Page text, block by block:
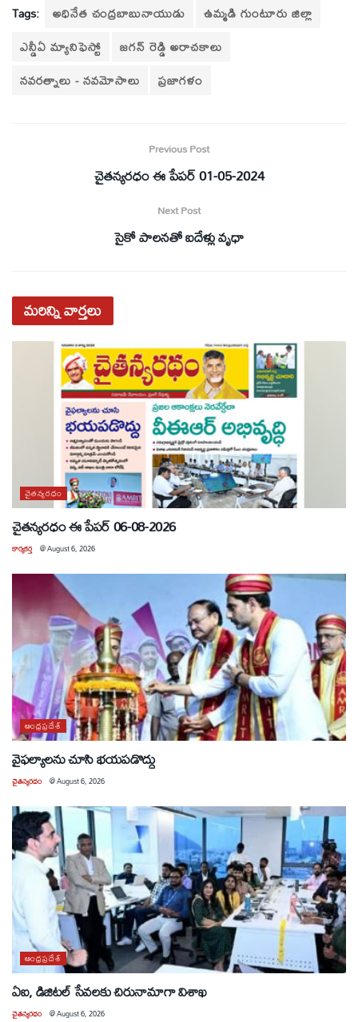
Tags: అధినేత చంద్రబాబునాయుడు
ఉమ్మడి గుంటూరు జిల్లా
ఎన్డీఏ మ్యానిఫెస్టో
జగన్ రెడ్డి అరాచకాలు
నవరత్నాలు - నవమోసాలు
ప్రజాగళం
Previous Post
చైతన్యరధం ఈ పేపర్ 01-05-2024
Next Post
సైకో పాలనతో ఐదేళ్లు వృధా
మరిన్నివార్తలు
చైతన్యరధం
చైతన్యరధం ఈ పేపర్ 06-08-2026
కార్యకర్త @August 6, 2026
ఆంధ్రప్రదేశ్
వైఫల్యాలను చూసి భయపడొద్దు
చైతన్యరధం @August 6, 2026
ఆంధ్రప్రదేశ్
ఏఐ, డిజిటల్ సేవలకు చిరునామాగా విశాఖ
చైతన్యరధం @August 6, 2026